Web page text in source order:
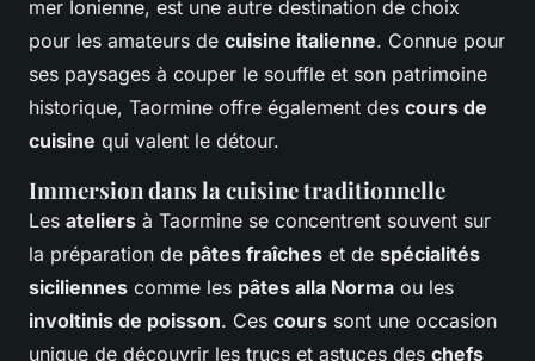
mer Ionienne, est une autre destination de choix
pour les amateurs de cuisine italienne. Connue pour
ses paysages à couper le souffle et son patrimoine
historique, Taormine offre également des cours de
cuisine qui valent le détour.
Immersion dans la cuisine traditionnelle
Les ateliers à Taormine se concentrent souvent sur
la préparation de pâtes fraîches et de spécialités
siciliennes comme les pâtes alla Norma ou les
involtinis de poisson. Ces cours sont une occasion
unique de découvrir les trucs et astuces des chefs